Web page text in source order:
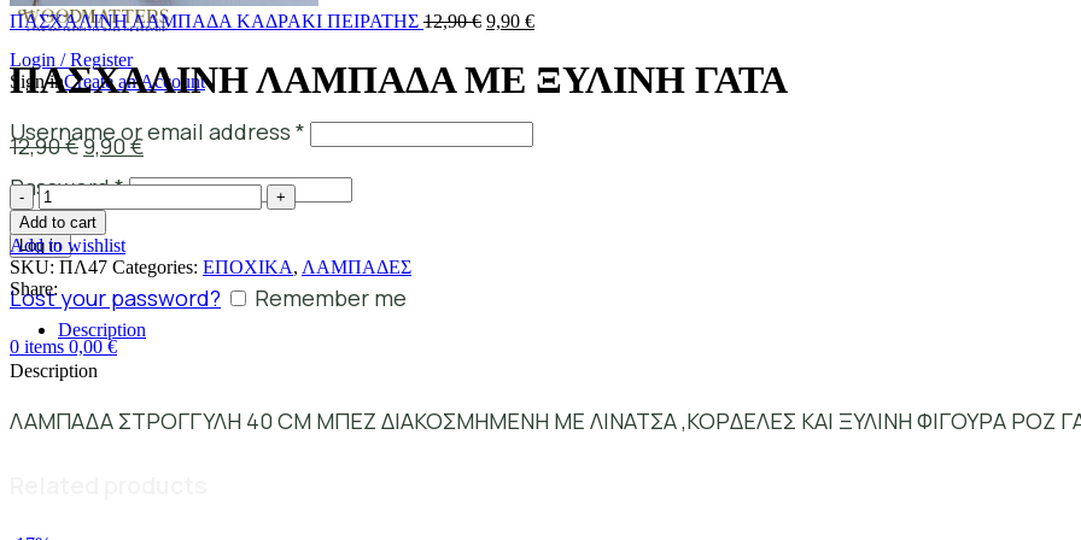
Login / Register
Sign inCreate an Account
Username or email address *
Password*
Log in
Lost your password? Remember me
0 items 0,00 €
ΠΑΣΧΑΛΙΝΗ ΛΑΜΠΑΔΑ ΚΑΔΡΑΚΙ ΠΕΙΡΑΤΗΣ 12,90€ 9,90 €
ΠΑΣΧΑΛΙΝΗ ΛΑΜΠΑΔΑ ΜΕ ΞΥΛΙΝΗ ΓΑΤΑ
12,90€9,90€
Add to cart
Add to wishlist
SKU: ΠΛ47 Categories: ΕΠΟΧΙΚΑ, ΛΑΜΠΑΔΕΣ
Share:
Description
Description
ΛΑΜΠΑΔΑ ΣΤΡΟΓΓΥΛΗ 40 CM ΜΠΕΖ ΔΙΑΚΟΣΜΗΜΕΝΗ ΜΕ ΛΙΝΑΤΣΑ ,ΚΟΡΔΕΛΕΣ ΚΑΙ ΞΥΛΙΝΗ ΦΙΓΟΥΡΑ ΡΟΖ